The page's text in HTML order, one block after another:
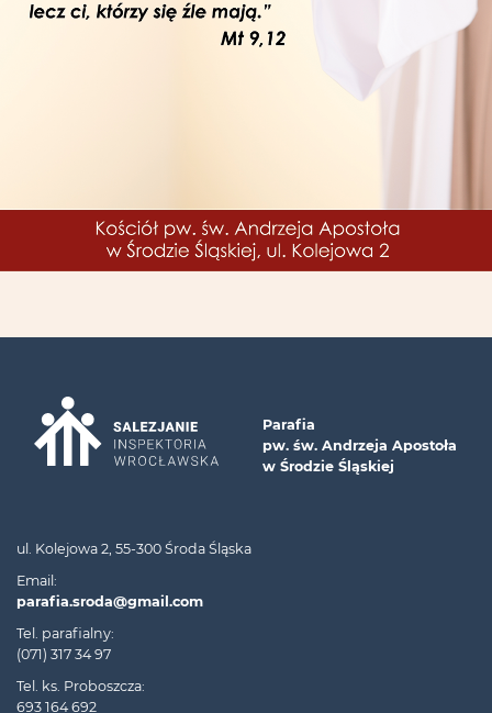
Parafia
pw. św. Andrzeja Apostoła
w Środzie Śląskiej
ul. Kolejowa 2, 55-300 Środa Śląska
Email:
parafia.sroda@gmail.com
Tel. parafialny:
(071) 317 34 97
Tel. ks. Proboszcza:
693 164 692